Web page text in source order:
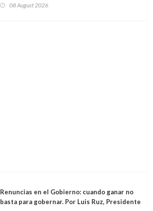
medianas empresas"
08 August 2026
Renuncias en el Gobierno: cuando ganar no
basta para gobernar. Por Luis Ruz, Presidente